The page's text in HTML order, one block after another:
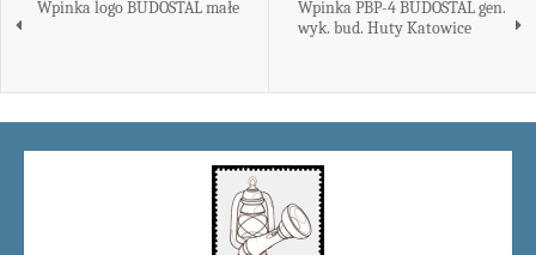
Wpinka logo BUDOSTAL małe
Wpinka PBP-4 BUDOSTAL gen.
wyk. bud. Huty Katowice